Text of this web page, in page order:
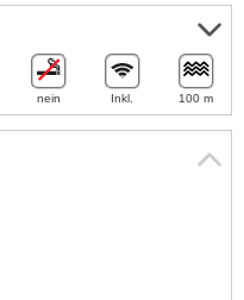
nein Inkl. 100 m